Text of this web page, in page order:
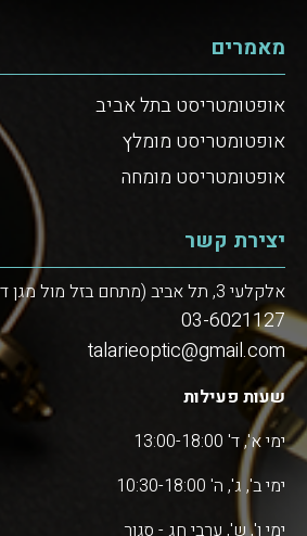
מאמרים
אופטומטריסט בתל אביב
אופטומטריסט מומלץ
אופטומטריסט מומחה
יצירת קשר
אלקלעי 3, תל אביב (מתחם בזל מול מגן דוד)
03-6021127
talarieoptic@gmail.com
שעות פעילות
ימי א', ד' 13:00-18:00
ימי ב', ג', ה' 10:30-18:00
ימי ו', ש', ערבי חג - סגור